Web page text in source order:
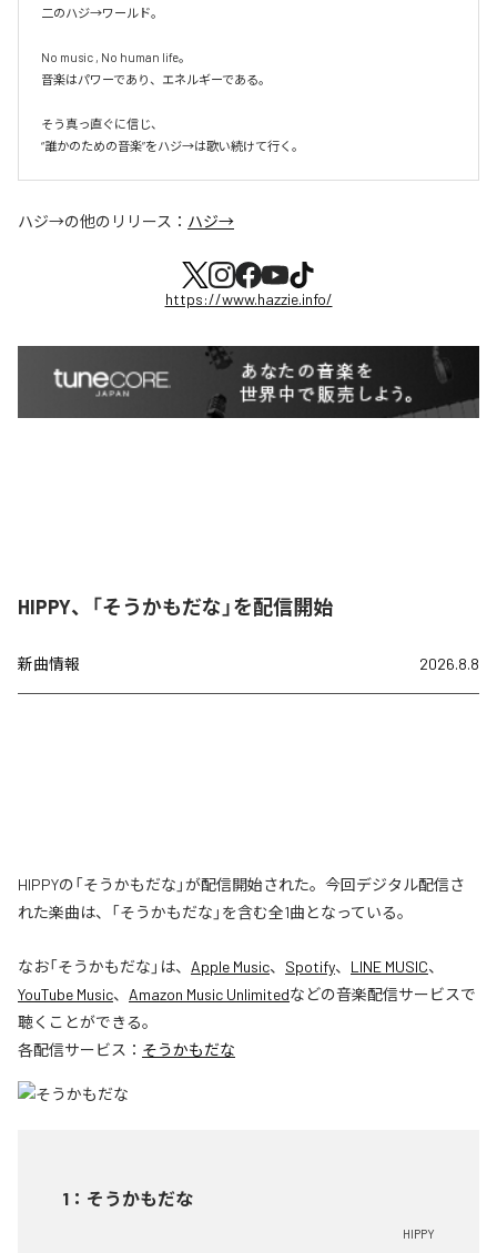
二のハジ→ワールド。
No music , No human life。
音楽はパワーであり、エネルギーである。
そう真っ直ぐに信じ、
ハジ→の他のリリース： ハジ→
https://www.hazzie.info/
HIPPY、「そうかもだな」を配信開始
新曲情報 2026.8.8
HIPPYの「そうかもだな」が配信開始された。今回デジタル配信さ
れた楽曲は、「そうかもだな」を含む全1曲となっている。
なお「そうかもだな 」は、 Apple Music、 Spotify、 LINE MUSIC、
YouTube Music、 Amazon Music Unlimitedなどの音楽配信サービスで
聴くことができる。
各配信サービス： そうかもだな
1 ： そうかもだな
HIPPY